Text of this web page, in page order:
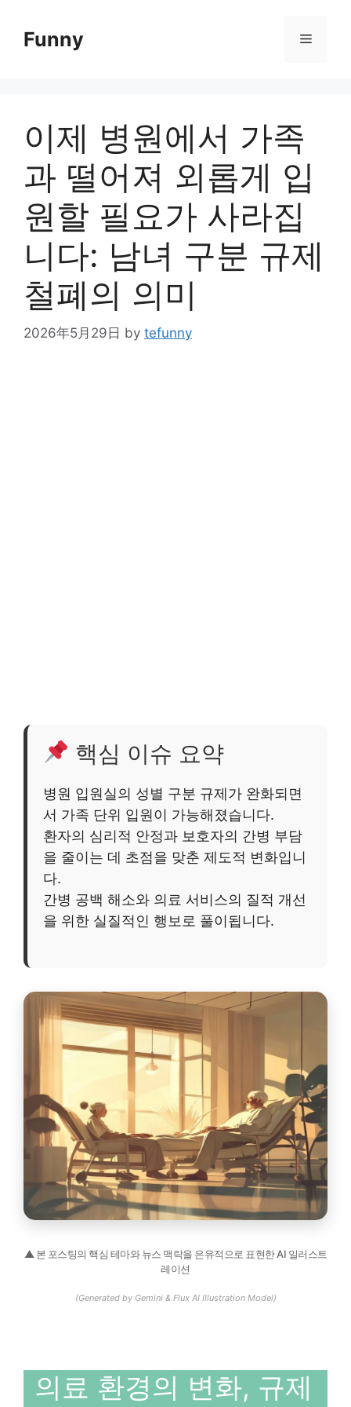
contentFunny Menu
이제 병원에서 가족
과 떨어져 외롭게 입
원할 필요가 사라집
니다: 남녀 구분 규제
철폐의 의미
2026年5月29日 by tefunny
핵심 이슈 요약
병원 입원실의 성별 구분 규제가 완화되면
서 가족 단위 입원이 가능해졌습니다.
환자의 심리적 안정과 보호자의 간병 부담
을 줄이는 데 초점을 맞춘 제도적 변화입니
다.
간병 공백 해소와 의료 서비스의 질적 개선
을 위한 실질적인 행보로 풀이됩니다.
▲ 본 포스팅의 핵심 테마와 뉴스 맥락을 은유적으로 표현한 AI 일러스트
레이션
(Generated by Gemini & Flux AI Illustration Model)
의료 환경의 변화, 규제